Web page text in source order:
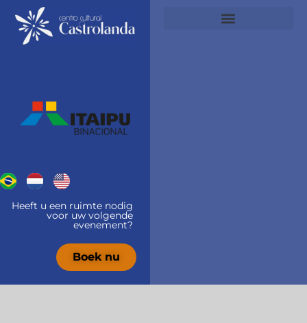
inhoud
Heeft u een ruimte nodig
voor uw volgende
evenement?
Boek nu